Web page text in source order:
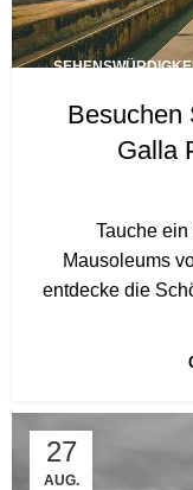
Besuchen
Galla
Tauche
Mausoleums
entdecke die
27
AUG.